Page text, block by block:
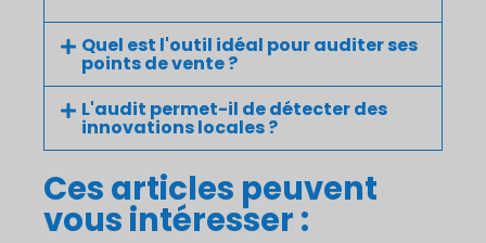
Quel est l'outil idéal pour auditer ses
points de vente ?
L'audit permet-il de détecter des
innovations locales ?
Ces articles peuvent
vous intéresser :